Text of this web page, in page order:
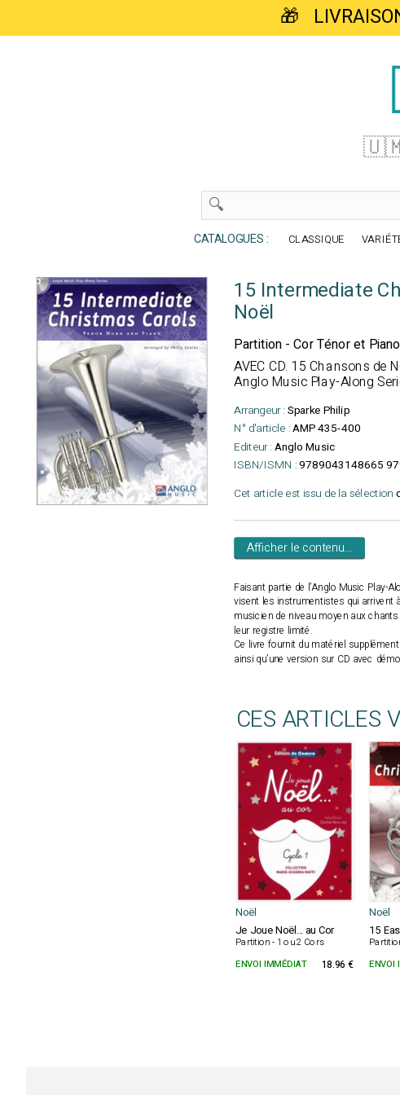
🎁
CATALOGUES : CLASSIQUE
15 Intermediate
Noël
Partition - Cor Ténor et Piano
AVEC CD. 15 Chansons de
Anglo Music Play-Along
Arrangeur : Sparke Philip
N° d'article :AMP 435-400
Editeur : Anglo Music
ISBN/ISMN :9789043148665
Cet article est issu de la sélection
Afficher le contenu...
Faisant partie de l’Anglo Music Play-
visent les instrumentistes qui arrivent
musicien de niveau moyen aux
leur registre limité.
Ce livre fournit du matériel
ainsi qu’une version sur CD avec
CES ARTICLES
Noël Noël
Je Joue Noël... au Cor
Partition - 1 ou 2 Cors
15
ENVOI IMMÉDIAT
18.96 € ENVOI